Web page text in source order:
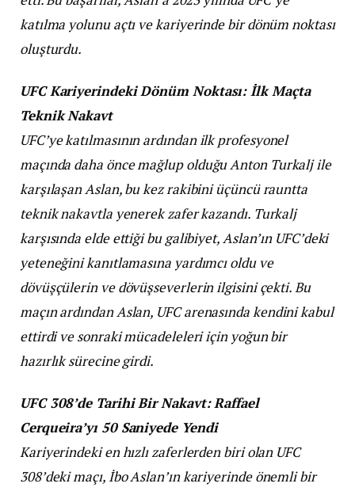
katılma yolunu açtı ve kariyerinde bir dönüm noktası
oluşturdu.
UFC Kariyerindeki Dönüm Noktası: İlk Maçta
Teknik Nakavt
UFC’ye katılmasının ardından ilk profesyonel
maçında daha önce mağlup olduğu Anton Turkalj ile
karşılaşan Aslan, bu kez rakibini üçüncü rauntta
teknik nakavtla yenerek zafer kazandı. Turkalj
karşısında elde ettiği bu galibiyet, Aslan’ın UFC’deki
yeteneğini kanıtlamasına yardımcı oldu ve
dövüşçülerin ve dövüşseverlerin ilgisini çekti. Bu
maçın ardından Aslan, UFC arenasında kendini kabul
ettirdi ve sonraki mücadeleleri için yoğun bir
hazırlık sürecine girdi.
UFC 308’de Tarihi Bir Nakavt: Raffael
Cerqueira’yı 50 Saniyede Yendi
Kariyerindeki en hızlı zaferlerden biri olan UFC
308’deki maçı, İbo Aslan’ın kariyerinde önemli bir